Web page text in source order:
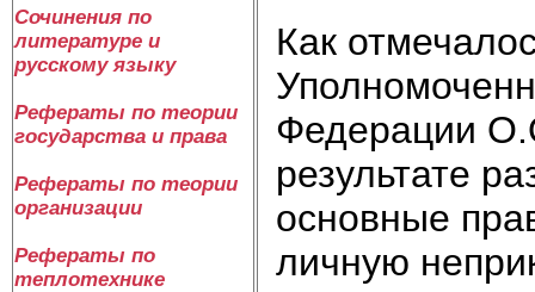
Сочинения по
литературе и
русскому языку
Рефераты по теории
государства и права
Рефераты по теории
организации
Рефераты по
теплотехнике
Как
Федерации
результате
основные
личную